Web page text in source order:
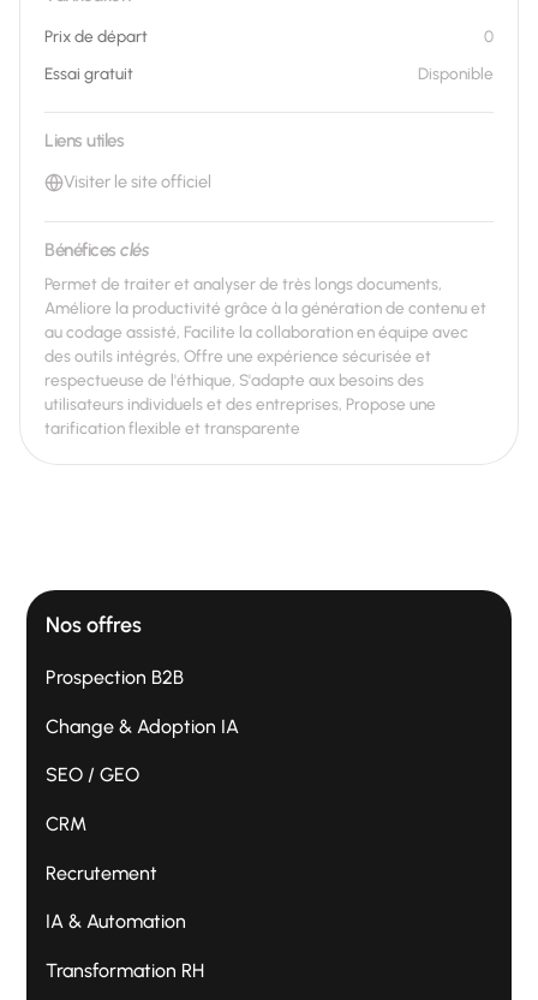
Prix de départ
0
Essai gratuit
Disponible
Liens utiles
Visiter le site officiel
Bénéficesclés
Permet de traiter et analyser de très longs documents,
Améliore la productivité grâce à la génération de contenu et
au codage assisté, Facilite la collaboration en équipe avec
des outils intégrés, Offre une expérience sécurisée et
respectueuse de l'éthique, S'adapte aux besoins des
utilisateurs individuels et des entreprises, Propose une
tarification flexible et transparente
Nos offres
Prospection B2B
Change & Adoption IA
SEO / GEO
CRM
Recrutement
IA & Automation
Transformation RH